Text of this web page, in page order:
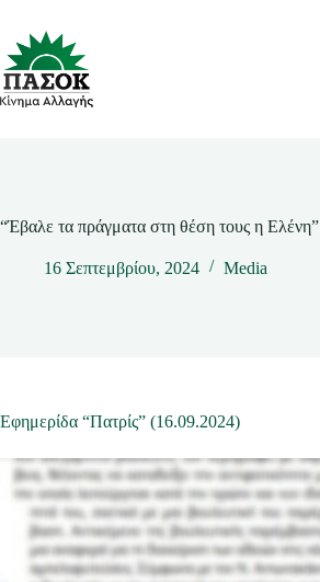
περιεχόμενο
“Έβαλε τα πράγματα στη θέση τους η Ελένη”
16 Σεπτεμβρίου, 2024 Media
Εφημερίδα “Πατρίς” (16.09.2024)